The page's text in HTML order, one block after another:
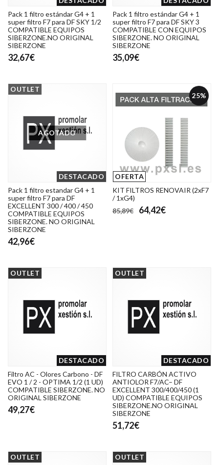
Pack 1 filtro estándar G4 + 1
super filtro F7 para DF SKY 1/2
COMPATIBLE EQUIPOS
SIBERZONE.NO ORIGINAL
SIBERZONE
32,67€
Pack 1 filtro estándar G4 + 1
super filtro F7 para DF SKY 3
COMPATIBLE CON EQUIPOS
SIBERZONE. NO ORIGINAL
SIBERZONE
35,09€
DESTACADO
OUTLET
AGOTADO
Pack 1 filtro estandar G4 + 1
super filtro F7 para DF
EXCELLENT 300 / 400 / 450
COMPATIBLE EQUIPOS
SIBERZONE. NO ORIGINAL
SIBERZONE
42,96€
25%
OFERTA
KIT FILTROS RENOVAIR (2xF7
/ 1xG4)
85,89€
64,42€
DESTACADO
OUTLET
Filtro AC - Olores Carbono - DF
EVO 1 / 2 - OPTIMA 1/2 (1 UD)
COMPATIBLE SIBERZONE. NO
ORIGINAL SIBERZONE
49,27€
DESTACADO
OUTLET
FILTRO CARBÓN ACTIVO
ANTIOLOR F7/AC– DF
EXCELLENT 300/400/450 (1
UD) COMPATIBLE EQUIPOS
SIBERZONE.NO ORIGINAL
SIBERZONE
51,72€
OUTLET OUTLET